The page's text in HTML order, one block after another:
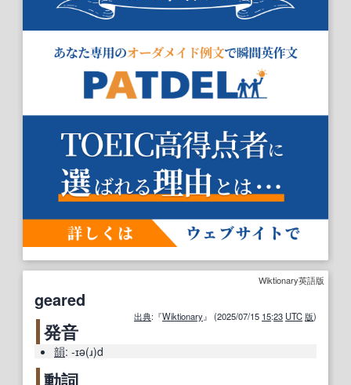
Wiktionary英語版
geared
出典:『Wiktionary』 (2025/07/15 15:23 UTC 版)
発音
韻: -ɪə(ɹ)d